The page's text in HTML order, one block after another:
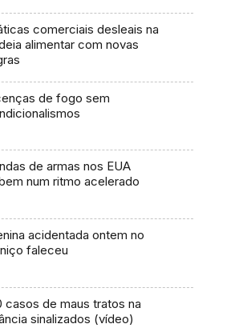
comerciais desleais na
alimentar com novas
de fogo sem
de armas nos EUA
num ritmo acelerado
acidentada ontem no
faleceu
casos de maus tratos na
sinalizados (vídeo)